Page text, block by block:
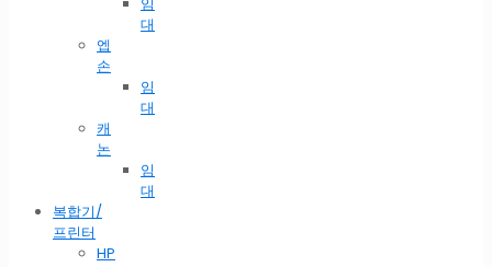
대
엡
손
임
대
캐
논
임
대
복합기/
프린터
HP